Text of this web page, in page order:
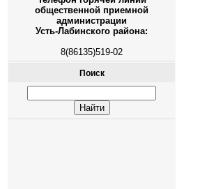
общественной приемной
администрации
Усть-Лабинского района:
8(86135)519-02
Поиск